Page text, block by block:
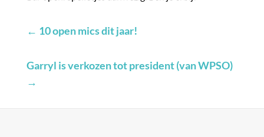
← 10 open mics dit jaar!
Garryl is verkozen tot president (van WPSO)
→